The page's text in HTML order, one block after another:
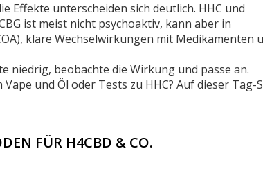
Effekte unterscheiden sich deutlich. HHC und
ist meist nicht psychoaktiv, kann aber in
kläre Wechselwirkungen mit Medikamenten
niedrig, beobachte die Wirkung und passe an.
und Öl oder Tests zu HHC? Auf dieser Tag-
FÜR H4CBD & CO.